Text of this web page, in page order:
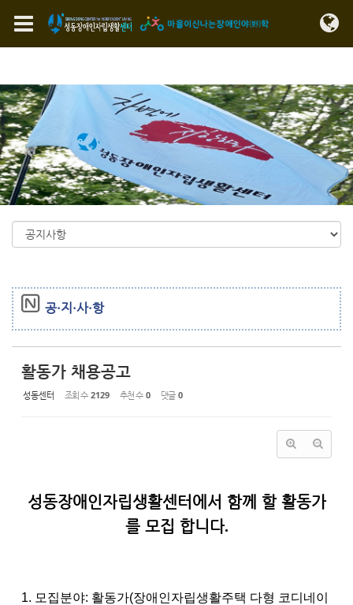
공·지·사·항
활동가 채용공고
성동센터 조회 수 2129 추천 수 0 댓글 0
성동장애인자립생활센터에서 함께 할 활동가
를 모집 합니다.
1. 모집분야: 활동가(장애인자립생활주택 다형 코디네이